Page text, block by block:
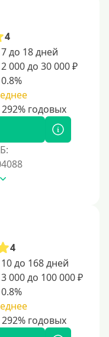
4
до 18 дней
000 до 30 000 ₽
4
до 168 дней
000 до 100 000 ₽